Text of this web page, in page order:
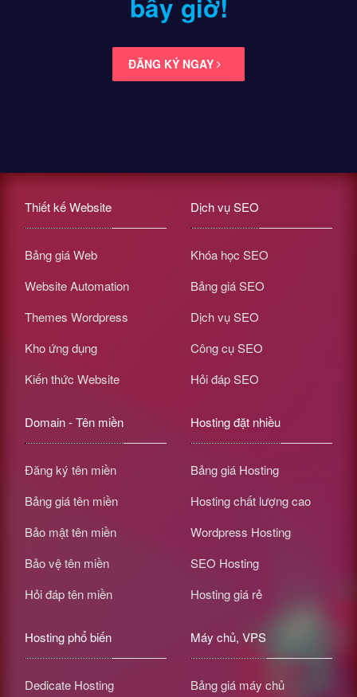
bây giờ!
ĐĂNG KÝ NGAY
Thiết kế Website
Bảng giá Web
Website Automation
Themes Wordpress
Kho ứng dụng
Kiến thức Website
Dịch vụ SEO
Khóa học SEO
Bảng giá SEO
Dịch vụ SEO
Công cụ SEO
Hỏi đáp SEO
Domain - Tên miền
Đăng ký tên miền
Bảng giá tên miền
Bảo mật tên miền
Bảo vệ tên miền
Hỏi đáp tên miền
Hosting đặt nhiều
Bảng giá Hosting
Hosting chất lượng cao
Wordpress Hosting
SEO Hosting
Hosting giá rẻ
Hosting phổ biến
Dedicate Hosting
Máy chủ, VPS
Bảng giá máy chủ